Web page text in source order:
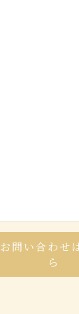
お問い合わせ
ら